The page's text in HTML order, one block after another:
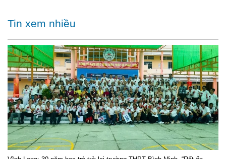
Tin xem nhiều